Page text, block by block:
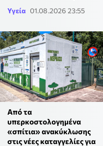
Υγεία 01.08.2026 23:55
Από τα
υπερκοστολογημένα
«σπίτια» ανακύκλωσης
στις νέες καταγγελίες για